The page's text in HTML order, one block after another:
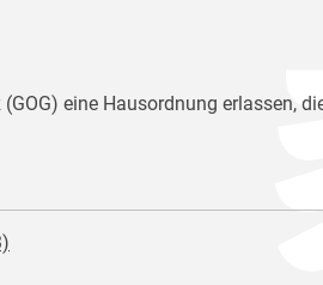
eine Hausordnung erlassen,